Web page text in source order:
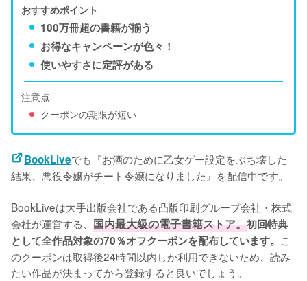
おすすめポイント
100万冊超の書籍が揃う
お得なキャンペーンが色々！
使いやすさに定評がある
注意点
クーポンの期限が短い
BookLiveでも『お酒のために乙女ゲー設定をぶち壊した
結果、悪役令嬢がチート令嬢になりました』を配信中です。
BookLiveは大手出版会社である凸版印刷グループ会社・株式
会社が運営する、 国内最大級の電子書籍ストア。初回特典
として全作品対象の70％オフクーポンを配布しています。 こ
のクーポンは取得後24時間以内しか利用できないため、読み
たい作品が決まってから登録すると良いでしょう。